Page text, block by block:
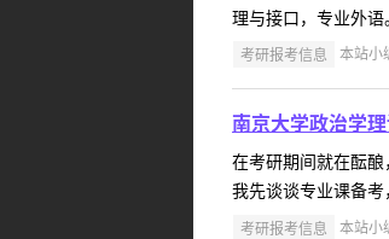
理与接口，专业外
考研报考信息 本站小
南京大学政治学
在考研期间就在酝
我先谈谈专业课备
考研报考信息 本站小